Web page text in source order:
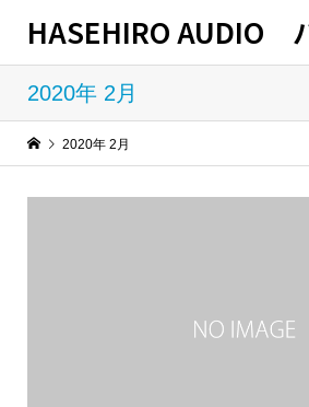
HASEHIRO AUDIO
2020年 2月
2020年 2月